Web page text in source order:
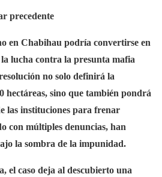
precedente
en Chabihau podría convertirse en
lucha contra la presunta mafia
no solo definirá la
hectáreas, sino que también pondrá
las instituciones para frenar
con múltiples denuncias, han
la sombra de la impunidad.
el caso deja al descubierto una